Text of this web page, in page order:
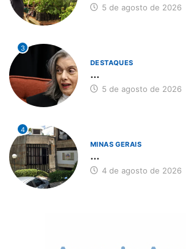
5 de agosto de 2026
3
DESTAQUES
...
5 de agosto de 2026
4
MINAS GERAIS
...
4 de agosto de 2026